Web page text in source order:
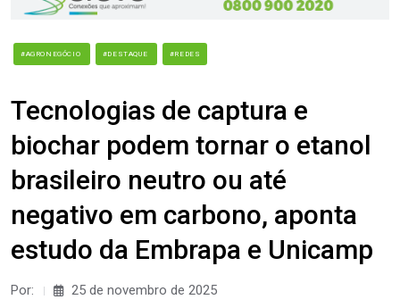
#AGRONEGÓCIO #DESTAQUE #REDES
Tecnologias de captura e
biochar podem tornar o etanol
brasileiro neutro ou até
negativo em carbono, aponta
estudo da Embrapa e Unicamp
Por: 25 de novembro de 2025